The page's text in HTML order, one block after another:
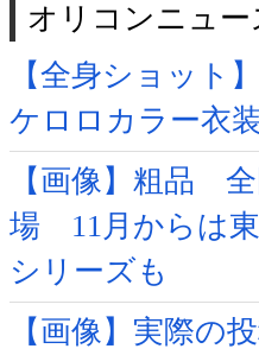
オリコンニュー
【全身ショット
ケロロカラー衣
【画像】粗品
場 11月からは
シリーズも
【画像】実際の